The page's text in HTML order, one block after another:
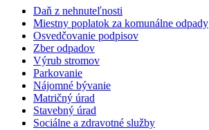
Daň z nehnuteľnosti
Miestny poplatok za komunálne odpady
Osvedčovanie podpisov
Zber odpadov
Výrub stromov
Parkovanie
Nájomné bývanie
Matričný úrad
Stavebný úrad
Sociálne a zdravotné služby